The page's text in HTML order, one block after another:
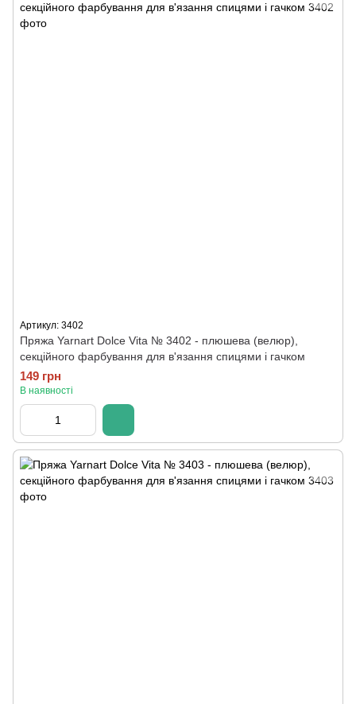
Артикул: 3402
Пряжа Yarnart Dolce Vita № 3402 - плюшева (велюр),
секційного фарбування для в'язання спицями і гачком
149 грн
В наявності